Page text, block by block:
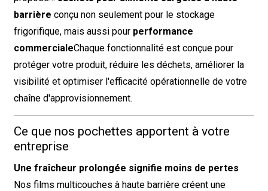
barrière conçu non seulement pour le stockage
frigorifique, mais aussi pour performance
commercialeChaque fonctionnalité est conçue pour
protéger votre produit, réduire les déchets, améliorer la
visibilité et optimiser l'efficacité opérationnelle de votre
chaîne d'approvisionnement.
Ce que nos pochettes apportent à votre
entreprise
Une fraîcheur prolongée signifie moins de pertes
Nos films multicouches à haute barrière créent une